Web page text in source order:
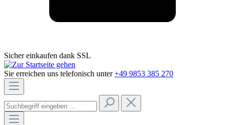
Sicher einkaufen dank SSL
Sie erreichen uns telefonisch unter +49 9853 385 270